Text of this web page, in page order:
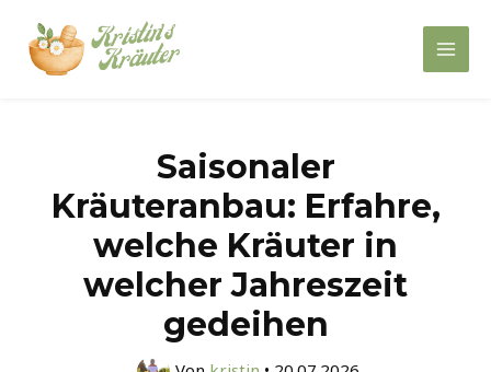
Inhalt
springen
Main
Saisonaler
Kräuteranbau: Erfahre,
welche Kräuter in
welcher Jahreszeit
gedeihen